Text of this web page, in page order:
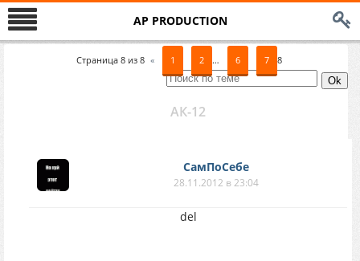
AP PRODUCTION
Страница 8из 8 « 1 2 … 6 7 8
АК-12
СамПоСебе
28.11.2012 в 23:04
del